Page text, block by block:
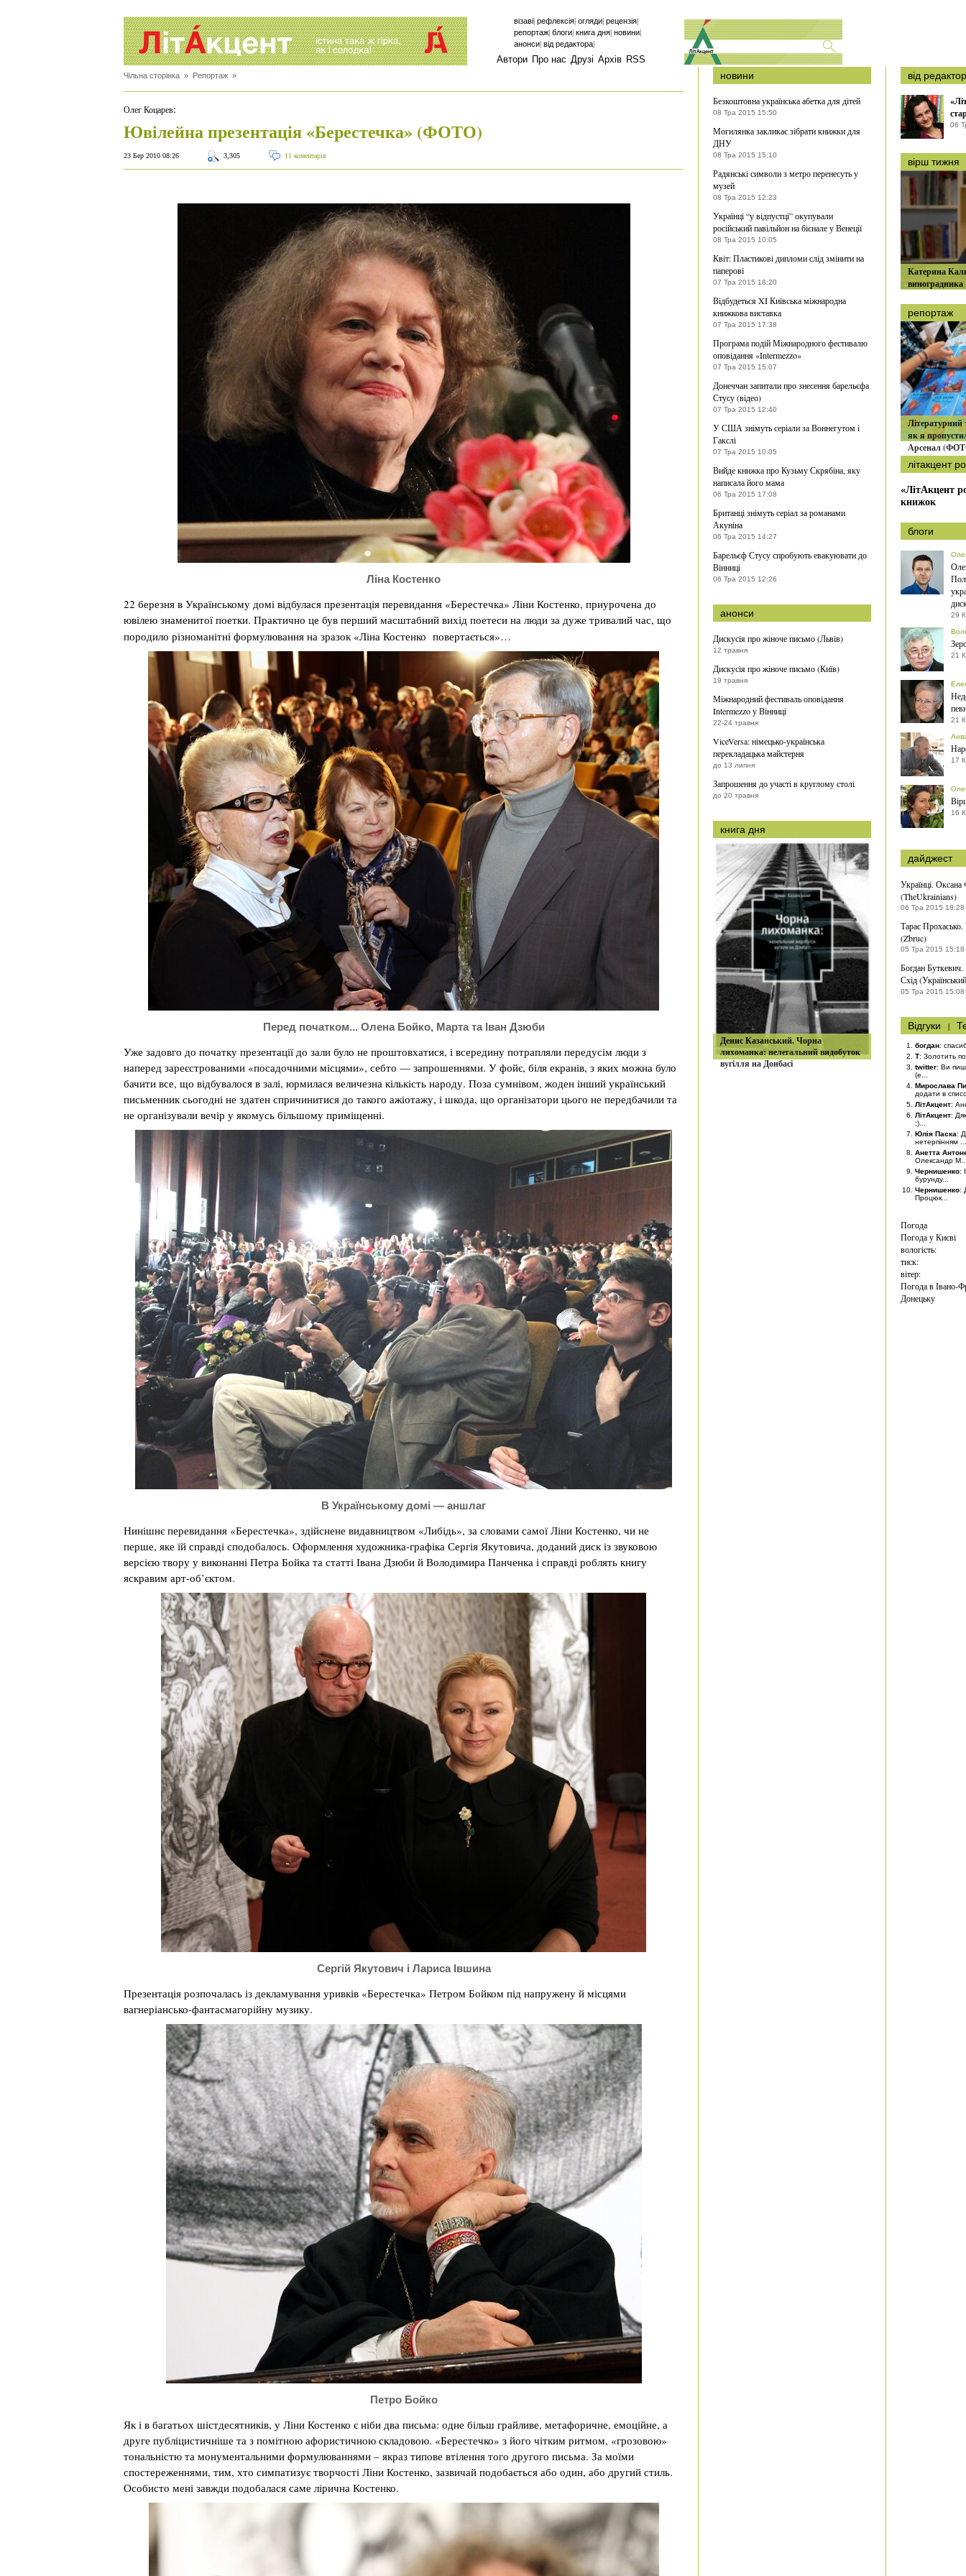
візаві| рефлексія| огляди| рецензія|
репортаж| блоги| книга дня| новини|
анонси| від редактора|
Автори Про нас Друзі Архів RSS
Чільна сторінка » Репортаж »
Олег Коцарев:
Ювілейна презентація «Берестечка» (ФОТО)
23 Бер 2010 08:26 3,305 11 коментарів
Ліна Костенко
22 березня в Українському домі відбулася презентація перевидання «Берестечка» Ліни Костенко, приурочена до
ювілею знаменитої поетки. Практично це був перший масштабний вихід поетеси на люди за дуже тривалий час, що
породило різноманітні формулювання на зразок «Ліна Костенко повертається»…
Перед початком... Олена Бойко, Марта та Іван Дзюби
Уже задовго до початку презентації до зали було не проштовхатися, і всередину потрапляли передусім люди з
наперед зареєстрованими «посадочними місцями», себто — запрошеннями. У фойє, біля екранів, з яких можна було
бачити все, що відбувалося в залі, юрмилася величезна кількість народу. Поза сумнівом, жоден інший український
письменник сьогодні не здатен спричинитися до такого ажіотажу, і шкода, що організатори цього не передбачили та
не організували вечір у якомусь більшому приміщенні.
В Українському домі — аншлаг
Нинішнє перевидання «Берестечка», здійснене видавництвом «Либідь», за словами самої Ліни Костенко, чи не
перше, яке їй справді сподобалось. Оформлення художника-графіка Сергія Якутовича, доданий диск із звуковою
версією твору у виконанні Петра Бойка та статті Івана Дзюби й Володимира Панченка і справді роблять книгу
яскравим арт-об’єктом.
Сергій Якутович і Лариса Івшина
Презентація розпочалась із декламування уривків «Берестечка» Петром Бойком під напружену й місцями
вагнеріансько-фантасмагорійну музику.
Петро Бойко
Як і в багатьох шістдесятників, у Ліни Костенко є ніби два письма: одне більш грайливе, метафоричне, емоційне, а
друге публіцистичніше та з помітною афористичною складовою. «Берестечко» з його чітким ритмом, «грозовою»
тональністю та монументальними формулюваннями – якраз типове втілення того другого письма. За моїми
спостереженнями, тим, хто симпатизує творчості Ліни Костенко, зазвичай подобається або один, або другий стиль.
Особисто мені завжди подобалася саме лірична Костенко.
новини
Безкоштовна українська абетка для дітей
08 Тра 2015 15:50
Могилянка закликає зібрати книжки для
ДНУ
08 Тра 2015 15:10
Радянські символи з метро перенесуть у
музей
08 Тра 2015 12:23
Українці “у відпустці” окупували
російський павільйон на бієнале у Венеції
08 Тра 2015 10:05
Квіт: Пластикові дипломи слід змінити на
паперові
07 Тра 2015 18:20
Відбудеться XI Київська міжнародна
книжкова виставка
07 Тра 2015 17:38
Програма подій Міжнародного фестивалю
оповідання «Intermezzo»
07 Тра 2015 15:07
Донеччан запитали про знесення барельєфа
Стусу (відео)
07 Тра 2015 12:40
У США знімуть серіали за Воннегутом і
Гакслі
07 Тра 2015 10:05
Вийде книжка про Кузьму Скрябіна, яку
написала його мама
06 Тра 2015 17:08
Британці знімуть серіал за романами
Акуніна
06 Тра 2015 14:27
Барельєф Стусу спробують евакуювати до
Вінниці
06 Тра 2015 12:26
анонси
Дискусія про жіноче письмо (Львів)
12 травня
Дискусія про жіноче письмо (Київ)
19 травня
Міжнародний фестиваль оповідання
Intermezzo у Вінниці
22-24 травня
ViceVersa: німецько-українська
перекладацька майстерня
до 13 липня
Запрошення до участі в круглому столі
до 20 травня
книга дня
Денис Казанський. Чорна
лихоманка: нелегальний видобуток
вугілля на Донбасі
від
06
вірш тижня
Катерина
виноградника
репортаж
Літературний
як я
Арсенал
літакцент
«ЛітАкцент
книжок
блоги
29
21
21
17
16
дайджест
Українці. Оксана
(TheUkrainians)
06 Тра 2015 18:28
Тарас
(Zbruc)
05 Тра 2015 15:18
Богдан Буткевич.
Схід
05 Тра 2015 15:08
Відгуки |
богдан:
T: Золотить
twitter: Ви
(е...
Мирослава
додати в
ЛітАкцент:
ЛітАкцент:
;)...
Юлія Паска:
нетерпінням ...
Анетта
Олександр
Чернишенко:
бурунду...
Чернишенко:
Процюк...
Погода
Погода уКиєві
вологість:
тиск:
вітер:
Погода в Івано-
Донецьку